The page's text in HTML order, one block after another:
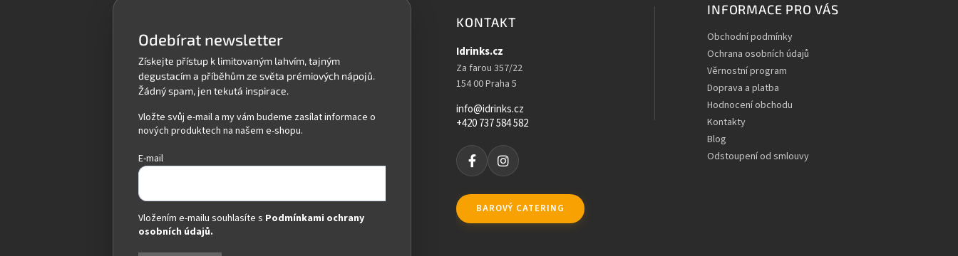
Odebírat newsletter
Vložte svůj e-mail a my vám budeme zasílat informace o
nových produktech na našem e-shopu.
E-mail
Vložením e-mailu souhlasíte s Podmínkami ochrany
osobních údajů.
KONTAKT
Idrinks.cz
Za farou 357/22
154 00 Praha 5
info@idrinks.cz
+420 737 584 582
BAROVÝ CATERING
INFORMACE PRO VÁS
Obchodní podmínky
Ochrana osobních údajů
Věrnostní program
Doprava a platba
Hodnocení obchodu
Kontakty
Blog
Odstoupení od smlouvy